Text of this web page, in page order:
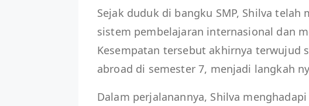
Sejak duduk di bangku SMP, Shilva
sistem pembelajaran internasional dan
Kesempatan tersebut akhirnya terwujud
abroad di semester 7, menjadi langkah
Dalam perjalanannya, Shilva